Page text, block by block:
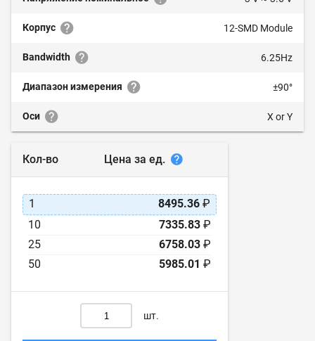
Корпус 12-SMD Module
Bandwidth 6.25Hz
Диапазон измерения ±90°
Оси X or Y
Кол-во Цена за ед.
1 8495.36 ₽
10
7335.83 ₽
25
6758.03 ₽
50
5985.01 ₽
шт.